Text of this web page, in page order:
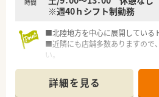
時間
※週40ｈシフト制勤務
■北陸地方を中心に展開している
■近隣にも店舗多数ありますので
い。
詳細を見る